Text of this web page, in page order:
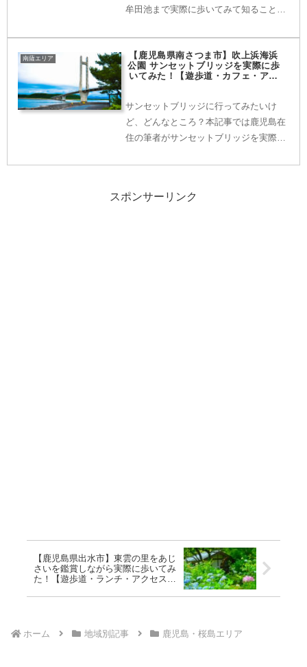
牟田池まで実際に歩いてみて知ることが
ながら紹介していきます。アクセス情報
やおすすめのランチ情報もあります。実
際に訪れる前にぜひ当記事をご覧くださ
南薩エリア
【鹿児島県南さつま市】吹上浜海浜
公園 サンセットブリッジを実際に歩
いてみた！【遊歩道・カフェ・アク
サンセットブリッジに行ってみたいけ
ど、どんなところ？本記事では鹿児島在
住の筆者がサンセットブリッジを実際に
観の情報を写真を使いながら紹介してい
ェ情報もあります。実際に訪れる前にぜ
スポンサーリンク
【鹿児島県出水市】東雲の里をあじ
さいを鑑賞しながら実際に歩いてみ
た！【遊歩道・ランチ・アクセス情
ホーム 地域別記事 鹿児島・桜島エリア